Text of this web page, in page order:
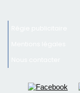
nos meilleurs articles